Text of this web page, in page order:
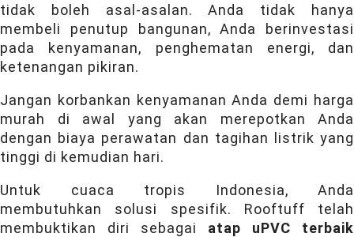
tidak boleh asal-asalan. Anda tidak hanya
membeli penutup bangunan, Anda berinvestasi
pada kenyamanan, penghematan energi, dan
ketenangan pikiran.
Jangan korbankan kenyamanan Anda demi harga
murah di awal yang akan merepotkan Anda
dengan biaya perawatan dan tagihan listrik yang
tinggi di kemudian hari.
Untuk cuaca tropis Indonesia, Anda
membutuhkan solusi spesifik. Rooftuff telah
membuktikan diri sebagai atap uPVC terbaik